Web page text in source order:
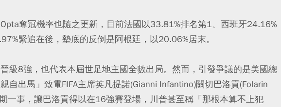
奪冠機率也隨之更新，目前法國以33.81%排名第1、西班牙24.16%
緊追在後，墊底的反倒是阿根廷，以20.06%居末。
級8強，也代表本屆世足地主國全數出局。然而，引發爭議的是美國總
自出馬」致電FIFA主席英凡提諾(Gianni Infantino)關切巴洛貢(Folarin
一事，讓巴洛貢得以在16強賽登場，川普甚至稱「那根本算不上犯